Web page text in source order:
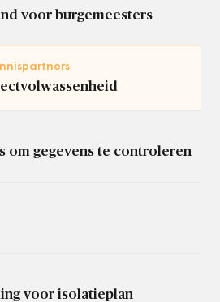
voor burgemeesters
om gegevens te controleren
voor isolatieplan